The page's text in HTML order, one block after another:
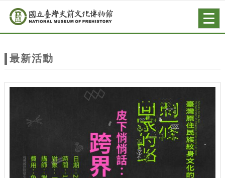
站
主
跳到主要內容
網站導覽
最新活動